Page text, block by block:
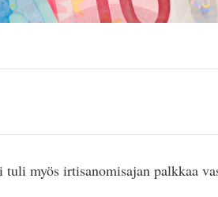
tuli myös irtisanomisajan palkkaa